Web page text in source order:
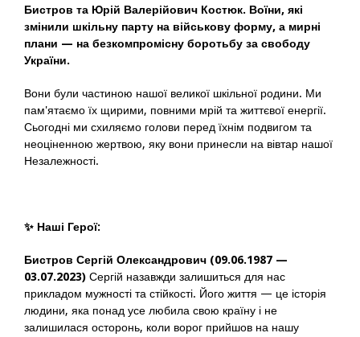
Бистров та Юрій Валерійович Костюк. Воїни, які
змінили шкільну парту на військову форму, а мирні
плани — на безкомпромісну боротьбу за свободу
України.
Вони були частиною нашої великої шкільної родини. Ми
пам'ятаємо їх щирими, повними мрій та життєвої енергії.
Сьогодні ми схиляємо голови перед їхнім подвигом та
неоціненною жертвою, яку вони принесли на вівтар нашої
Незалежності.
✨ Наші Герої:
Бистров Сергій Олександрович (09.06.1987 —
03.07.2023) Сергій назавжди залишиться для нас
прикладом мужності та стійкості. Його життя — це історія
людини, яка понад усе любила свою країну і не
залишилася осторонь, коли ворог прийшов на нашу